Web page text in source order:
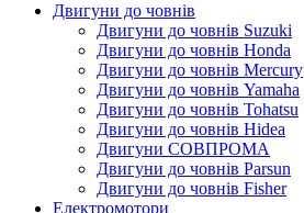
Двигуни до човнів
Двигуни до човнів Suzuki
Двигуни до човнів Honda
Двигуни до човнів Mercury
Двигуни до човнів Yamaha
Двигуни до човнів Tohatsu
Двигуни до човнів Hidea
Двигуни СОВПРОМА
Двигуни до човнів Parsun
Двигуни до човнів Fisher
Електромотори